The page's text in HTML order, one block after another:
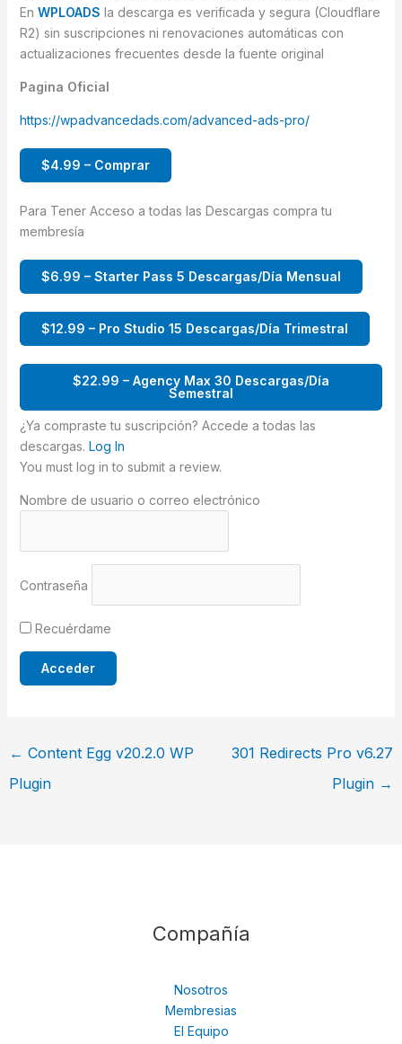
En WPLOADS la descarga es verificada y segura (Cloudflare
R2) sin suscripciones ni renovaciones automáticas con
actualizaciones frecuentes desde la fuente original
Pagina Oficial
https://wpadvancedads.com/advanced-ads-pro/
$4.99 – Comprar
Para Tener Acceso a todas las Descargas compra tu
membresía
$6.99 – Starter Pass 5 Descargas/Día Mensual
$12.99 – Pro Studio 15 Descargas/Día Trimestral
$22.99 – Agency Max 30 Descargas/Día
Semestral
¿Ya compraste tu suscripción? Accede a todas las
descargas. Log In
You must log in to submit a review.
Nombre de usuario o correo electrónico
Contraseña
Recuérdame
← Content Egg v20.2.0 WP
Plugin
301 Redirects Pro v6.27
Plugin →
Compañía
Nosotros
Membresias
El Equipo